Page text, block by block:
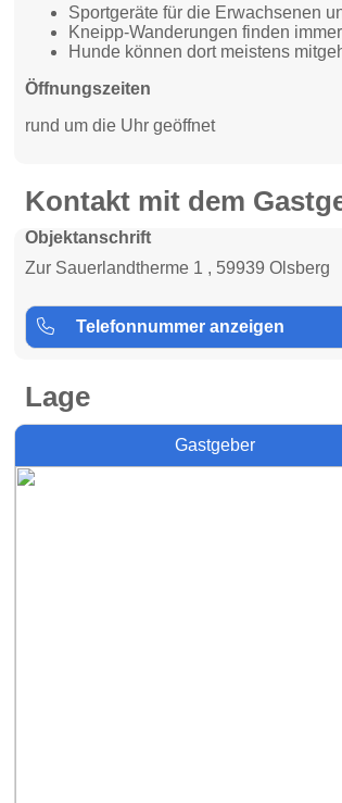
Sportgeräte für die Erwachsenen
Kneipp-Wanderungen finden
Hunde können dort meistens
Öffnungszeiten
rund um die Uhr geöffnet
Kontakt mit dem
Objektanschrift
Zur Sauerlandtherme 1 , 59939 Olsberg
Telefonnummer anzeigen
Lage
Gastgeber